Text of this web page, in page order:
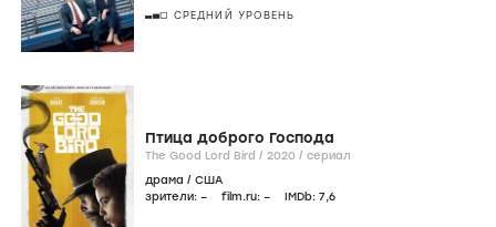
СРЕДНИЙ УРОВЕНЬ
Птица доброго Господа
The Good Lord Bird / 2020 / сериал
драма / США
зрители: – film.ru: – IMDb: 7,6